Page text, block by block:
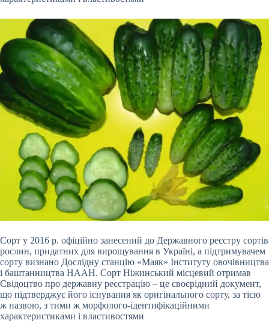
Сорт у 2016 р. офіційно занесений до Державного реєстру сортів
рослин, придатних для вирощування в Україні, а підтримувачем
сорту визнано Дослідну станцію «Маяк» Інституту овочівництва
і баштанництва НААН. Сорт Ніжинський місцевий отримав
Свідоцтво про державну реєстрацію – це своєрідний документ,
що підтверджує його існування як оригінального сорту, за тією
ж назвою, з тими ж морфолого-ідентифікаційними
характеристиками і властивостями